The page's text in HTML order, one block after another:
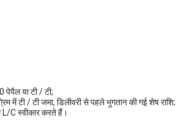
या टी / टी;
टी / टी जमा, डिलीवरी से पहले भुगतान की गई शेष राशि;
C स्वीकार करते हैं।